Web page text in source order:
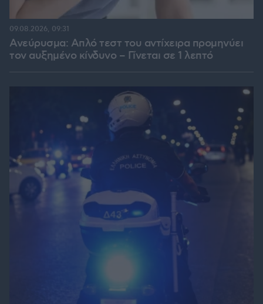
Ανεύρυσμα: Απλό τεστ του αντίχειρα προμηνύει
τον αυξημένο κίνδυνο – Γίνεται σε 1 λεπτό
09.08.2026, 09:31